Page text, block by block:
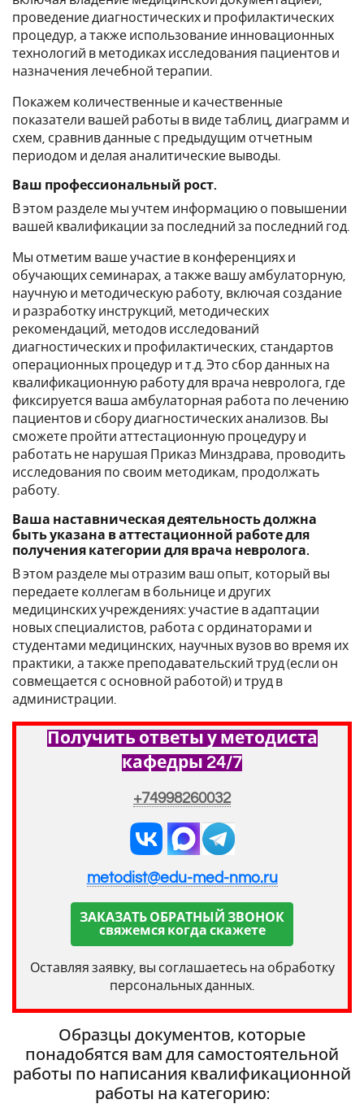
проведение диагностических и профилактических
процедур, а также использование инновационных
технологий в методиках исследования пациентов и
назначения лечебной терапии.
Покажем количественные и качественные
показатели вашей работы в виде таблиц, диаграмм и
схем, сравнив данные с предыдущим отчетным
периодом и делая аналитические выводы.
Ваш профессиональный рост.
В этом разделе мы учтем информацию о повышении
вашей квалификации за последний за последний год.
Мы отметим ваше участие в конференциях и
обучающих семинарах, а также вашу амбулаторную,
научную и методическую работу, включая создание
и разработку инструкций, методических
рекомендаций, методов исследований
диагностических и профилактических, стандартов
операционных процедур и т.д. Это сбор данных на
квалификационную работу для врача невролога, где
фиксируется ваша амбулаторная работа по лечению
пациентов и сбору диагностических анализов. Вы
сможете пройти аттестационную процедуру и
работать не нарушая Приказ Минздрава, проводить
исследования по своим методикам, продолжать
работу.
Ваша наставническая деятельность должна
быть указана в аттестационной работе для
получения категории для врача невролога.
В этом разделе мы отразим ваш опыт, который вы
передаете коллегам в больнице и других
медицинских учреждениях: участие в адаптации
новых специалистов, работа с ординаторами и
студентами медицинских, научных вузов во время их
практики, а также преподавательский труд (если он
совмещается с основной работой) и труд в
администрации.
Получить ответы у методиста
кафедры 24/7
+74998260032
metodist@edu-med-nmo.ru
ЗАКАЗАТЬ ОБРАТНЫЙ ЗВОНОК
свяжемся когда скажете
Оставляя заявку, вы соглашаетесь на обработку
персональных данных.
Образцы документов, которые
понадобятся вам для самостоятельной
работы по написания квалификационной
работы на категорию: